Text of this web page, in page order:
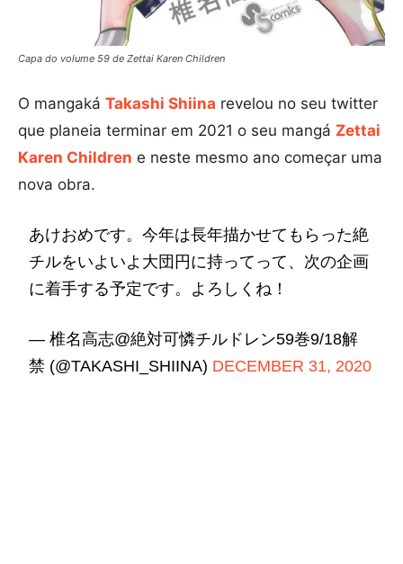
Capa do volume 59 de Zettai Karen Children
O mangaká Takashi Shiina revelou no seu twitter
que planeia terminar em 2021 o seu mangá Zettai
Karen Children e neste mesmo ano começar uma
nova obra.
あけおめです。今年は長年描かせてもらった絶
チルをいよいよ大団円に持ってって、次の企画
に着手する予定です。よろしくね！
— 椎名高志@絶対可憐チルドレン59巻9/18解
禁 (@TAKASHI_SHIINA) DECEMBER 31, 2020